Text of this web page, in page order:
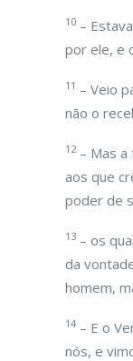
10 –
por ele, e
11 – Veio
não o
12– Mas a
aos que
poder de
13 – os
da
homem,
14 – E o
nós, e